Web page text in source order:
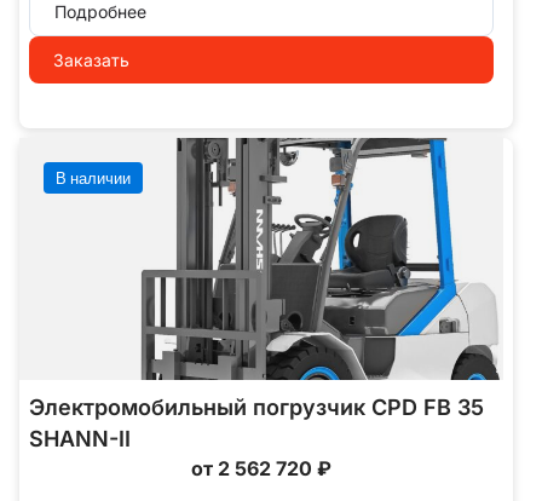
Подробнее
Заказать
В наличии
Электромобильный погрузчик CPD FB 35
SHANN-II
от 2 562 720 ₽